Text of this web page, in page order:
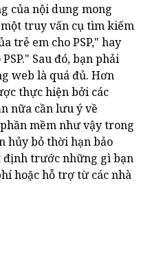
của nội dung mong
truy vấn cụ tìm kiếm
trẻ em cho PSP," hay
Sau đó, bạn phải
web là quá đủ. Hơn
thực hiện bởi các
nữa cần lưu ý về
mềm như vậy trong
hủy bỏ thời hạn bảo
định trước những gì bạn
hoặc hỗ trợ từ các nhà